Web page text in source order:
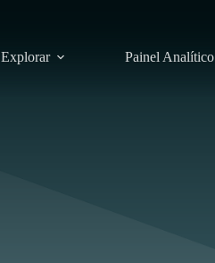
Explorar Painel Analítico